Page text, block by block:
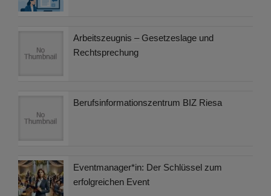
Arbeitszeugnis – Gesetzeslage und
Rechtsprechung
Berufsinformationszentrum BIZ Riesa
Eventmanager*in: Der Schlüssel zum
erfolgreichen Event